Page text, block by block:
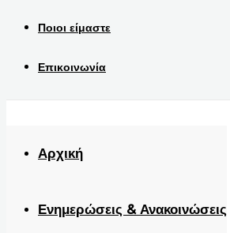
Ποιοι είμαστε
Επικοινωνία
Αρχική
Ενημερώσεις & Ανακοινώσεις